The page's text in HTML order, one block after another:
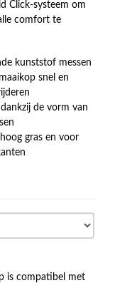
Click-systeem om
comfort te
kunststof messen
snel en
de vorm van
gras en voor
is compatibel met